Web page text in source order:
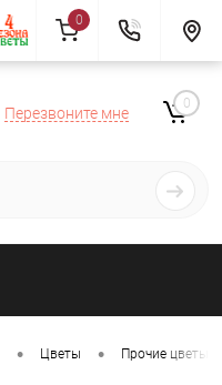
Перезвоните мне
0
• Цветы • Прочие цветы
0